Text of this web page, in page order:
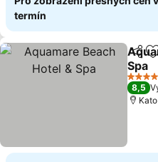
termín
Sdílet
Spa
4
8,5